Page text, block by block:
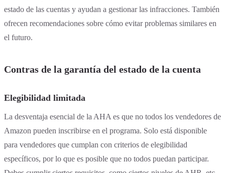
estado de las cuentas y ayudan a gestionar las infracciones. También
ofrecen recomendaciones sobre cómo evitar problemas similares en
el futuro.
Contras de la garantía del estado de la cuenta
Elegibilidad limitada
La desventaja esencial de la AHA es que no todos los vendedores de
Amazon pueden inscribirse en el programa. Solo está disponible
para vendedores que cumplan con criterios de elegibilidad
específicos, por lo que es posible que no todos puedan participar.